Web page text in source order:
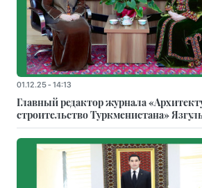
01.12.25 - 14:13
Главный редактор журнала
строительство Туркменистана»